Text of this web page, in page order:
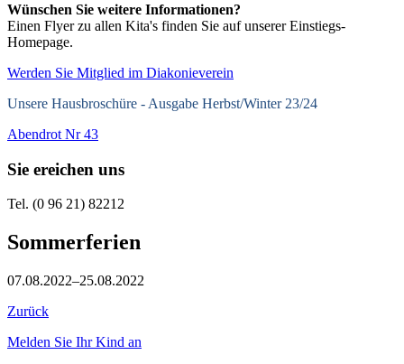
Wünschen Sie weitere Informationen?
Einen Flyer zu allen Kita's finden Sie auf unserer Einstiegs-
Homepage.
Werden Sie Mitglied im Diakonieverein
Unsere Hausbroschüre - Ausgabe Herbst/Winter 23/24
Abendrot Nr 43
Sie ereichen uns
Tel. (0 96 21) 82212
Sommerferien
07.08.2022–25.08.2022
Zurück
Melden Sie Ihr Kind an